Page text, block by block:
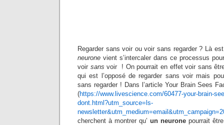
Regarder sans voir ou voir sans regarder ? Là
neurone vient s’intercaler dans ce processus
voir sans voir
! On pourrait en effet voir sans
qui est l’opposé de regarder sans voir mais
sans regarder ! Dans l’article Your Brain Sees
(https://www.livescience.com/60477-your-brain-
dont.html?utm_source=ls-
cherchent à montrer qu’ un neurone pourrait